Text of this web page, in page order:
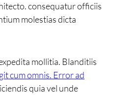
consequatur officiis
molestias dicta
mollitia. Blanditiis
cum omnis. Error ad
quia vel unde